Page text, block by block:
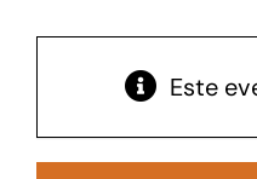
Acesso à Informação
Este